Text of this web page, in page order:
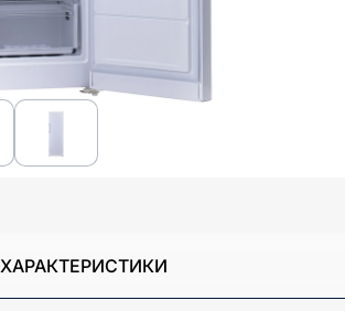
ХАРАКТЕРИСТИКИ